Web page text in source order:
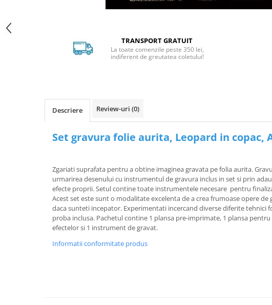
Facebook
TRANSPORT GRATUIT
La toate comenzile peste 350 lei,
indiferent de greutatea coletului!
Descriere Review-uri (0)
Set gravura folie aurita, Leopard in copac,
Zgariati suprafata pentru a obtine imaginea gravata pe folia aurita.
urmarirea desenului cu instrumentul de gravura inclus in set si prin
efecte proprii. Setul contine toate instrumentele necesare pentru
Acest set este sunt o modalitate excelenta de a crea frumoase opere de
daca sunteti incepator. Experimentati incercand diverse diferite tehnici
proba inclusa. Pachetul contine 1 plansa pre-imprimate, 1 plansa
efectelor si 1 instrument de gravat.
Informatii conformitate produs